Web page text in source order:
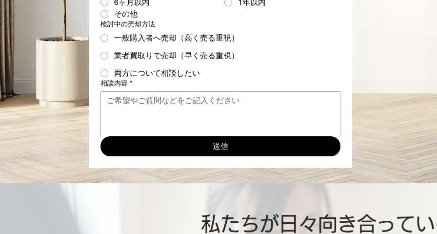
6ヶ月以内
1年以内
その他
検討中の売却方法
一般購入者へ売却（高く売る重視）
業者買取りで売却（早く売る重視）
両方について相談したい
相談内容 *
送信
私たちが日々向き合って